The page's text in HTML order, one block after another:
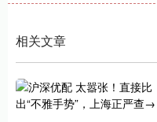
相关文章